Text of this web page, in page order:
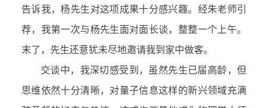
告诉我，杨先生对这项成果十分感兴趣。经朱老师引
荐，我第一次与杨先生面对面长谈，整整一个上午。
末了，先生还意犹未尽地邀请我到家中做客。
交谈中，我深切感受到，虽然先生已届高龄，但
思维依然十分清晰，对量子信息这样的新兴领域充满